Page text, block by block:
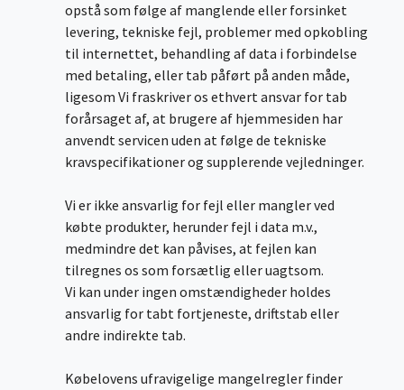
opstå som følge af manglende eller forsinket
levering, tekniske fejl, problemer med opkobling
til internettet, behandling af data i forbindelse
med betaling, eller tab påført på anden måde,
ligesom Vi fraskriver os ethvert ansvar for tab
forårsaget af, at brugere af hjemmesiden har
anvendt servicen uden at følge de tekniske
kravspecifikationer og supplerende vejledninger.
Vi er ikke ansvarlig for fejl eller mangler ved
købte produkter, herunder fejl i data m.v.,
medmindre det kan påvises, at fejlen kan
tilregnes os som forsætlig eller uagtsom.
Vi kan under ingen omstændigheder holdes
ansvarlig for tabt fortjeneste, driftstab eller
andre indirekte tab.
Købelovens ufravigelige mangelregler finder